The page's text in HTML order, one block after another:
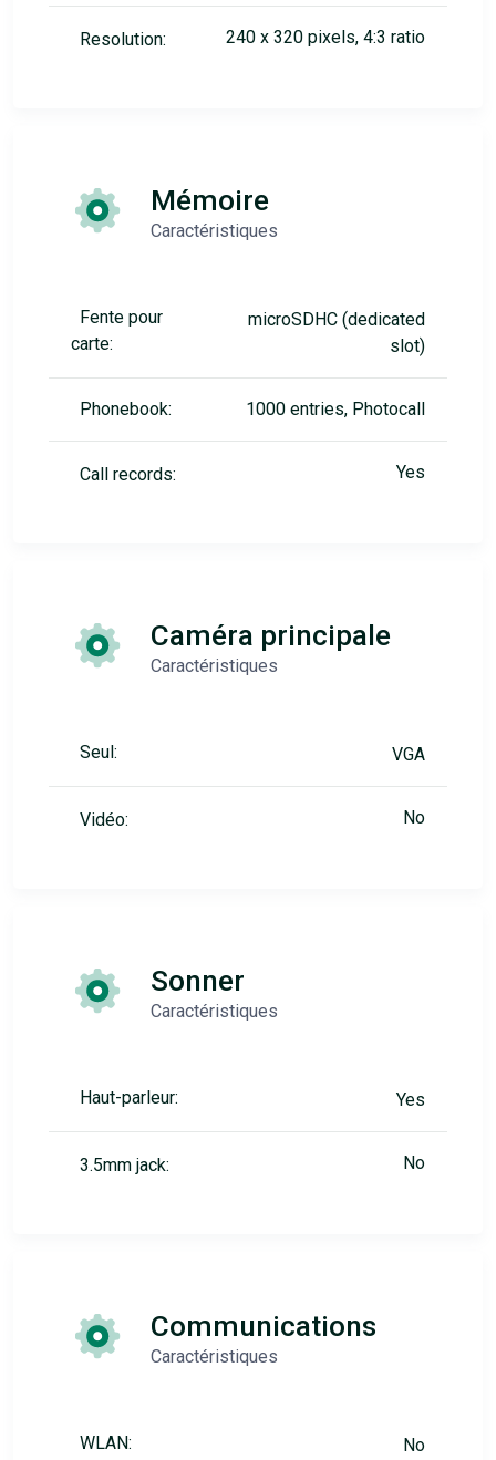
Resolution: 240 x 320 pixels, 4:3 ratio
Mémoire
Caractéristiques
Fente pour
carte:
microSDHC (dedicated
slot)
Phonebook: 1000 entries, Photocall
Call records: Yes
Caméra principale
Caractéristiques
Seul: VGA
Vidéo: No
Sonner
Caractéristiques
Haut-parleur: Yes
3.5mm jack: No
Communications
Caractéristiques
WLAN: No